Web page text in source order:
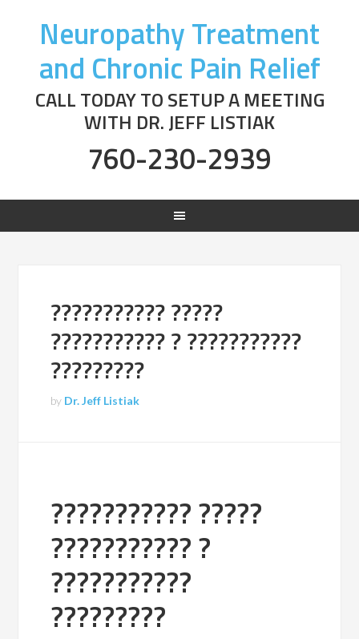
Neuropathy Treatment
and Chronic Pain Relief
CALL TODAY TO SETUP A MEETING
WITH DR. JEFF LISTIAK
760-230-2939
??????????? ?????
??????????? ? ???????????
?????????
by Dr. Jeff Listiak
??????????? ?????
??????????? ?
???????????
?????????